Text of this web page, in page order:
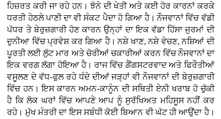
ਹਿਜ਼ਰਤ ਕਰੀ ਜਾ ਰਹੇ ਹਨ। ਝੋਨੇ ਦੀ ਖੇਤੀ ਅਤੇ ਕਈ ਹੋਰ ਕਾਰਨਾਂ ਕਰਕੇ
ਧਰਤੀ ਹੇਠਲੇ ਪਾਣੀ ਦਾ ਵੀ ਸੰਕਟ ਪੈਦਾ ਹੋ ਗਿਆ ਹੈ। ਨੌਜਵਾਨਾਂ ਵਿੱਚ ਵੱਡੀ
ਪੱਧਰ ਤੇ ਬੇਰੁਜ਼ਗਾਰੀ ਹੋਣ ਕਾਰਨ ਉਨ੍ਹਾਂ ਦਾ ਇਕ ਵੱਡਾ ਹਿੱਸਾ ਜੁਰਮਾਂ ਦੀ
ਦੁਨੀਆ ਵਿੱਚ ਪ੍ਰਵੇਸ਼ ਕਰ ਗਿਆ ਹੈ। ਨਸ਼ੇ ਖਾਣ, ਨਸ਼ੇ ਵੇਚਣ, ਨਸ਼ਿਆਂ ਦੀ
ਪੂਰਤੀ ਲਈ ਲੁੱਟ ਮਾਰ ਅਤੇ ਚੋਰੀਆਂ ਚਕਾਰੀਆਂ ਕਰਨ ਵਿੱਚ ਨੌਜਵਾਨਾਂ ਦਾ
ਇਕ ਵਰਗ ਲੱਗਾ ਹੋਇਆ ਹੈ। ਰਾਜ ਵਿੱਚ ਗੈਂਗਸਟਰਵਾਦ ਅਤੇ ਫਿਰੌਤੀਆਂ
ਵਸੂਲਣ ਦੇ ਵੱਧ-ਫੁਲ ਰਹੇ ਧੰਦੇ ਦੀਆਂ ਜੜ੍ਹਾਂ ਵੀ ਨੌਜਵਾਨਾਂ ਦੀ ਬੇਰੁਜ਼ਗਾਰੀ
ਵਿੱਚ ਹਨ। ਇਸ ਕਾਰਨ ਅਮਨ-ਕਾਨੂੰਨ ਦੀ ਸਥਿਤੀ ਏਨੀ ਖਰਾਬ ਹੋ ਚੁੱਕੀ
ਹੈ ਕਿ ਲੋਕ ਘਰਾਂ ਵਿੱਚ ਆਪਣੇ ਆਪ ਨੂੰ ਸੁਰੱਖਿਅਤ ਮਹਿਸੂਸ ਨਹੀਂ ਕਰ
ਰਹੇ। ਮੁੱਖ ਮੰਤਰੀ ਦਾ ਇਸ ਸਬੰਧੀ ਕੋਈ ਬਿਆਨ ਵੀ ਘੱਟ ਹੀ ਆਉਂਦਾ ਹੈ।